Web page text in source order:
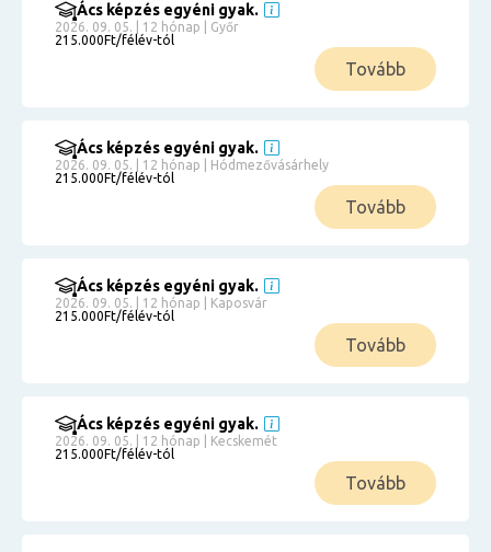
Ács képzés egyéni gyak.
2026. 09. 05. | 12 hónap | Győr
215.000Ft/félév-tól
Tovább
Ács képzés egyéni gyak.
2026. 09. 05. | 12 hónap | Hódmezővásárhely
215.000Ft/félév-tól
Tovább
Ács képzés egyéni gyak.
2026. 09. 05. | 12 hónap | Kaposvár
215.000Ft/félév-tól
Tovább
Ács képzés egyéni gyak.
2026. 09. 05. | 12 hónap | Kecskemét
215.000Ft/félév-tól
Tovább